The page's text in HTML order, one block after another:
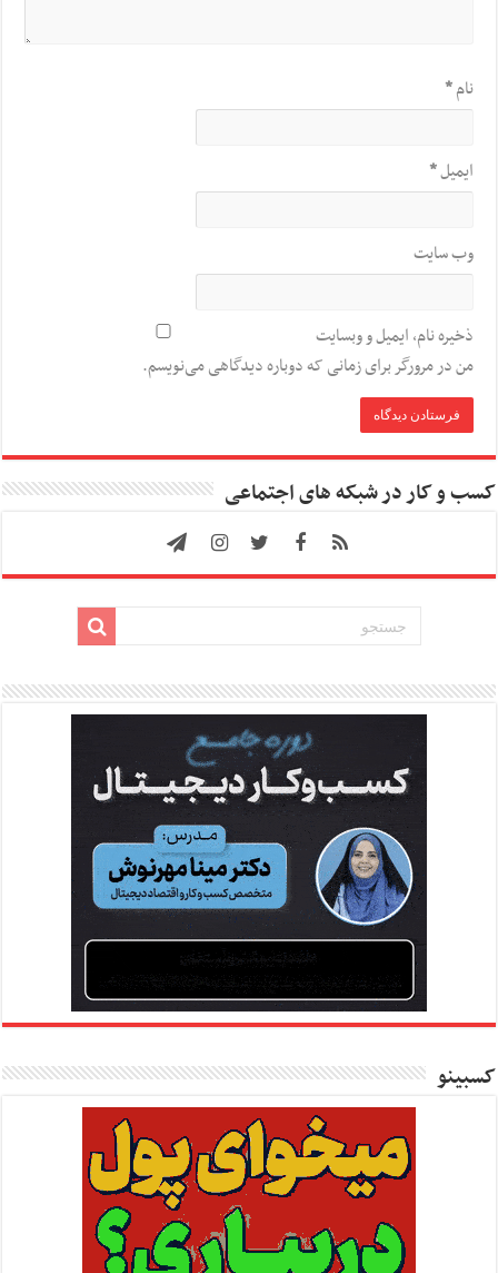
نام*
ایمیل*
وب‌ سایت
ذخیره نام، ایمیل و وبسایت
من در مرورگر برای زمانی که دوباره دیدگاهی می‌نویسم.
کسب و کار در شبکه های اجتماعی
کسبینو